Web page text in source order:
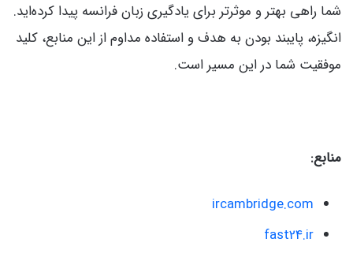
شما راهی بهتر و موثرتر برای یادگیری زبان فرانسه پیدا کرده‌اید.
انگیزه، پایبند بودن به هدف و استفاده مداوم از این منابع، کلید
موفقیت شما در این مسیر است.
منابع:
ircambridge.com
fast24.ir